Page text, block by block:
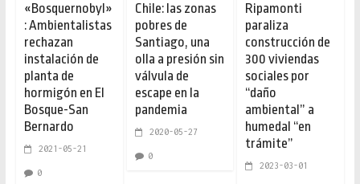
«Bosquernobyl»
: Ambientalistas
rechazan
instalación de
planta de
hormigón en El
Bosque-San
Bernardo
2021-05-21
0
Chile: las zonas
pobres de
Santiago, una
olla a presión sin
válvula de
escape en la
pandemia
2020-05-27
0
Ripamonti
paraliza
construcción de
300 viviendas
sociales por
“daño
ambiental” a
humedal “en
trámite”
2023-03-01